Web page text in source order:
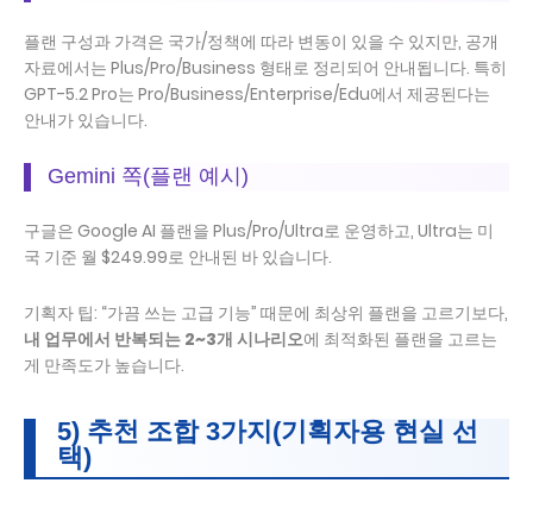
플랜 구성과 가격은 국가/정책에 따라 변동이 있을 수 있지만, 공개
자료에서는 Plus/Pro/Business 형태로 정리되어 안내됩니다. 특히
GPT-5.2 Pro는 Pro/Business/Enterprise/Edu에서 제공된다는
안내가 있습니다.
Gemini 쪽(플랜 예시)
구글은 Google AI 플랜을 Plus/Pro/Ultra로 운영하고, Ultra는 미
국 기준 월 $249.99로 안내된 바 있습니다.
기획자 팁: “가끔 쓰는 고급 기능” 때문에 최상위 플랜을 고르기보다,
내 업무에서 반복되는 2~3개 시나리오에 최적화된 플랜을 고르는
게 만족도가 높습니다.
5) 추천 조합 3가지(기획자용 현실 선
택)